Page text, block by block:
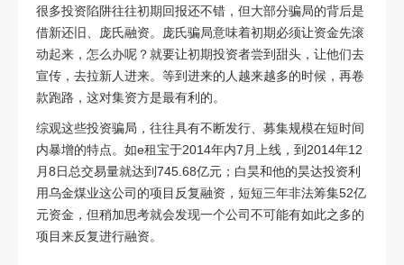
很多投资陷阱往往初期回报还不错，但大部分骗局的背后是
借新还旧、庞氏融资。庞氏骗局意味着初期必须让资金先滚
动起来，怎么办呢？就要让初期投资者尝到甜头，让他们去
宣传，去拉新人进来。等到进来的人越来越多的时候，再卷
款跑路，这对集资方是最有利的。
综观这些投资骗局，往往具有不断发行、募集规模在短时间
内暴增的特点。如e租宝于2014年内7 月上线，到 2014年12
月8日总交易量就达到745.68亿元；白昊和他的昊达投资利
用乌金煤业这公司的项目反复融资，短短三年非法筹集52亿
元资金，但稍加思考就会发现一个公司不可能有如此之多的
项目来反复进行融资。